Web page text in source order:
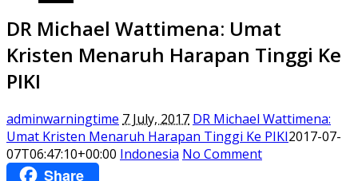
DR Michael Wattimena: Umat
Kristen Menaruh Harapan Tinggi Ke
PIKI
adminwarningtime 7 July, 2017 DR Michael Wattimena:
Umat Kristen Menaruh Harapan Tinggi Ke PIKI2017-07-
07T06:47:10+00:00 Indonesia No Comment
Share